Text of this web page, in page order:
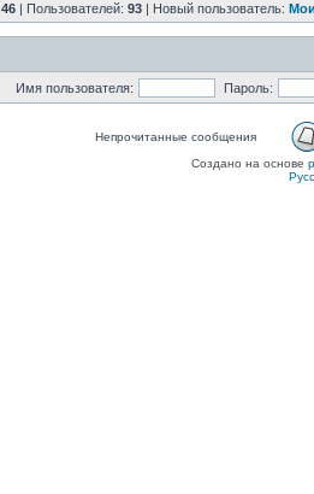
46 | Пользователей: 93 | Новый пользователь:
Имя пользователя: Пароль:
Непрочитанные сообщения
Создано на основе